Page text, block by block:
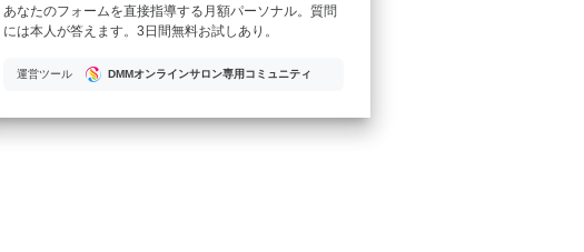
あなたのフォームを直接指導する月額パーソナル。質問
には本人が答えます。3日間無料お試しあり。
運営ツール DMMオンラインサロン専用コミュニティ